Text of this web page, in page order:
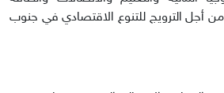
أجل الترويج للتنوع الاقتصادي في جنوب